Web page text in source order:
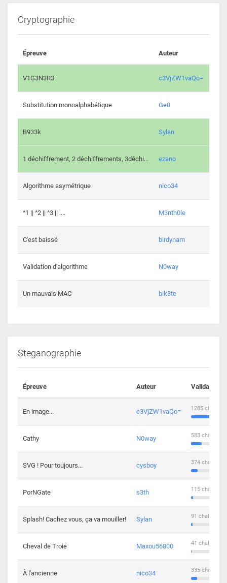
Cryptographie
Épreuve Auteur
V1G3N3R3 c3VjZW1vaQo=
Substitution monoalphabétique Ge0
B933k Sylan
1 déchiffrement, 2 déchiffrements, 3déchi... ezano
Algorithme asymétrique nico34
^1 || ^2 || ^3 || .... M3nth0le
C'est baissé birdynam
Validation d'algorithme N0way
Un mauvais MAC bik3te
Steganographie
Épreuve Auteur Validations
En image... c3VjZW1vaQo= 1285
Cathy N0way 583
SVG ! Pour toujours... cysboy 374
PorNGate s3th 115
Splash! Cachez vous, ça va mouiller! Sylan 91
Cheval de Troie Maxou56800 41
À l'ancienne nico34 335